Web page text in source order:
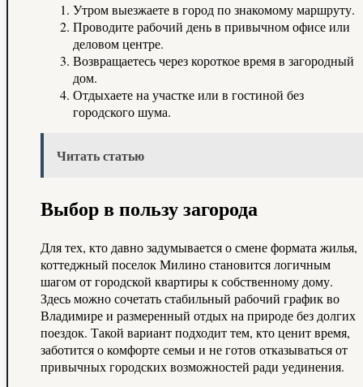
Утром выезжаете в город по знакомому маршруту.
Проводите рабочий день в привычном офисе или
деловом центре.
Возвращаетесь через короткое время в загородный
дом.
Отдыхаете на участке или в гостиной без
городского шума.
Читать статью
Выбор в пользу загорода
Для тех, кто давно задумывается о смене формата жилья,
коттеджный поселок Милино становится логичным
шагом от городской квартиры к собственному дому.
Здесь можно сочетать стабильный рабочий график во
Владимире и размеренный отдых на природе без долгих
поездок. Такой вариант подходит тем, кто ценит время,
заботится о комфорте семьи и не готов отказываться от
привычных городских возможностей ради уединения.